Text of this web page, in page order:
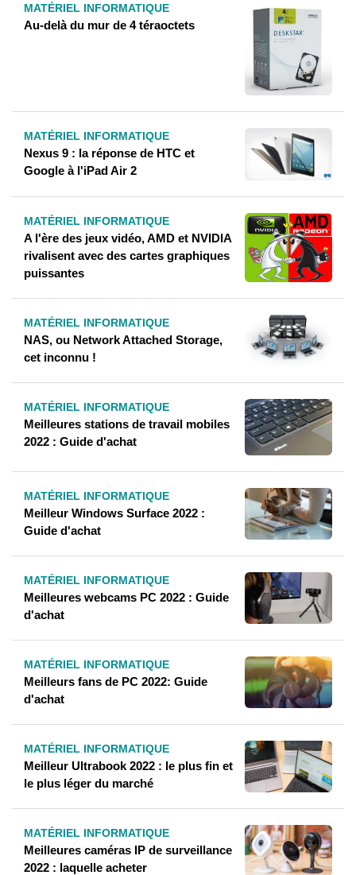
MATÉRIEL INFORMATIQUE
Au-delà du mur de 4 téraoctets
MATÉRIEL INFORMATIQUE
Nexus 9 : la réponse de HTC et
Google à l'iPad Air 2
MATÉRIEL INFORMATIQUE
A l'ère des jeux vidéo, AMD et NVIDIA
rivalisent avec des cartes graphiques
puissantes
MATÉRIEL INFORMATIQUE
NAS, ou Network Attached Storage,
cet inconnu !
MATÉRIEL INFORMATIQUE
Meilleures stations de travail mobiles
2022 : Guide d'achat
MATÉRIEL INFORMATIQUE
Meilleur Windows Surface 2022 :
Guide d'achat
MATÉRIEL INFORMATIQUE
Meilleures webcams PC 2022 : Guide
d'achat
MATÉRIEL INFORMATIQUE
Meilleurs fans de PC 2022: Guide
d'achat
MATÉRIEL INFORMATIQUE
Meilleur Ultrabook 2022 : le plus fin et
le plus léger du marché
MATÉRIEL INFORMATIQUE
Meilleures caméras IP de surveillance
2022 : laquelle acheter